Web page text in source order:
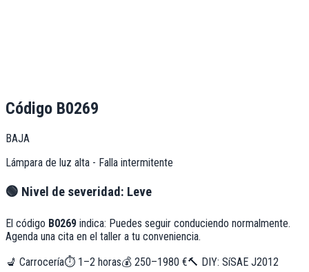
Código B0269
BAJA
Lámpara de luz alta - Falla intermitente
🟢 Nivel de severidad: Leve
El código B0269 indica: Puedes seguir conduciendo normalmente.
Agenda una cita en el taller a tu conveniencia.
💺 Carrocería⏱ 1–2 horas💰 250–1980 €🔨 DIY: SíSAE J2012